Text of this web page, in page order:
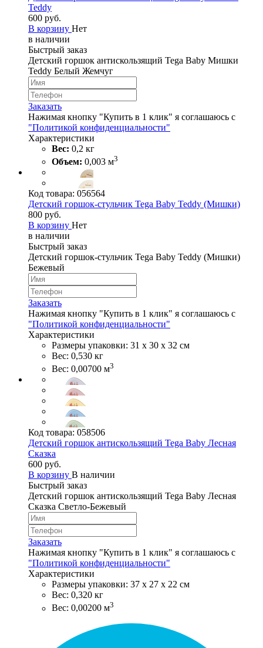
Teddy
600 руб.
В корзину Нет
в наличии
Быстрый заказ
Детский горшок антискользящий Tega Baby Мишки
Teddy Белый Жемчуг
Заказать
Нажимая кнопку "Купить в 1 клик" я соглашаюсь с
"Политикой конфиденциальности"
Характеристики
Вес: 0,2 кг
Объем: 0,003 м3
Код товара: 056564
Детский горшок-стульчик Tega Baby Teddy (Мишки)
800 руб.
В корзину Нет
в наличии
Быстрый заказ
Детский горшок-стульчик Tega Baby Teddy (Мишки)
Бежевый
Заказать
Нажимая кнопку "Купить в 1 клик" я соглашаюсь с
"Политикой конфиденциальности"
Характеристики
Размеры упаковки: 31 х 30 х 32 см
Вес: 0,530 кг
Вес: 0,00700 м3
Код товара: 058506
Детский горшок антискользящий Tega Baby Лесная
Сказка
600 руб.
В корзину В наличии
Быстрый заказ
Детский горшок антискользящий Tega Baby Лесная
Сказка Светло-Бежевый
Заказать
Нажимая кнопку "Купить в 1 клик" я соглашаюсь с
"Политикой конфиденциальности"
Характеристики
Размеры упаковки: 37 х 27 х 22 см
Вес: 0,320 кг
Вес: 0,00200 м3